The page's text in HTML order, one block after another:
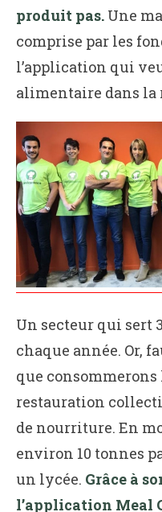
produit pas. Une
comprise par les
l’application qui
alimentaire dans
Un secteur qui sert
chaque année. Or,
que
restauration
de nourriture. En
environ 10 tonnes
un lycée. Grâce à
l’application Meal